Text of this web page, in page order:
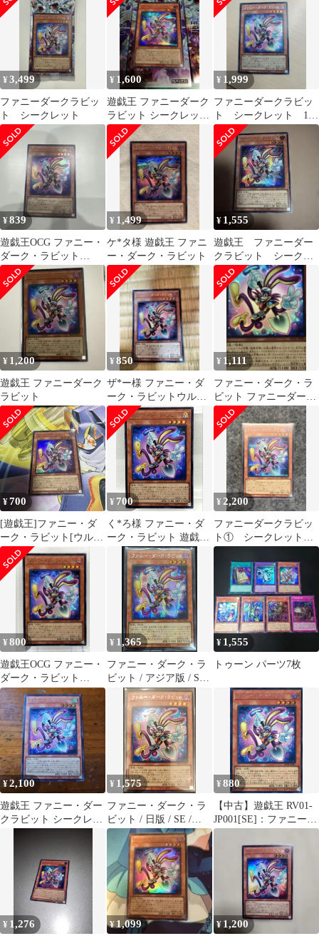
¥3,499
ファニーダークラビッ
ト シークレット
¥ 1,600
遊戯王 ファニーダーク
ラビット シークレット
レア RV01-JP001
¥ 1,999
ファニーダークラビッ
ト シークレット 1
枚 遊戯王
¥839
遊戯王OCG ファニー・
ダーク・ラビット
RV01-JP001
¥ 1,499
ケ*タ様 遊戯王 ファニ
ー・ダーク・ラビット
¥ 1,555
遊戯王 ファニーダー
クラビット シークレ
ット
¥ 1,200
遊戯王 ファニーダーク
ラビット
¥850
ザ*ー様 ファニー・ダ
ーク・ラビットウルト
ラレア
¥ 1,111
ファニー・ダーク・ラ
ビット ファニーダーク
ラビットウルトラレア
¥700
[遊戯王]ファニー・ダ
ーク・ラビット[ウルト
ラ]
¥ 700
く*ろ様 ファニー・ダ
ーク・ラビット 遊戯王
OCG
¥ 2,200
ファニーダークラビッ
ト① シークレット
SE
¥800
遊戯王OCG ファニー・
ダーク・ラビット
RV01-JP001 ウルトラ
¥ 1,365
ファニー・ダーク・ラ
ビット / アジア版 / SE /
REVOLUTION
BOOSTER －トゥー
ン・ウィッチクラフ
ト・破械－ / RV01-
JP001 / ID:45636531
¥ 1,555
トゥーン パーツ7枚
¥2,100
遊戯王 ファニー・ダー
クラビット シークレッ
¥ 1,575
ファニー・ダーク・ラ
ビット / 日版 / SE /
REVOLUTION
BOOSTER －トゥー
ン・ウィッチクラフ
ト・破械－ / RV01-
JP001 / ID:45636531
¥880
【中古】遊戯王 RV01-
JP001[SE]：ファニー・
ダーク・ラビット
¥ 1,276 ¥ 1,099 ¥ 1,200